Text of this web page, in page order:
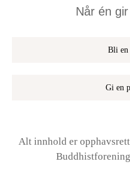
Når én
Bli en
Gi en
Alt innhold er